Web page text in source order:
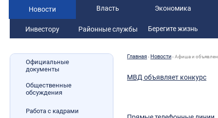
Новости Власть Экономика
Инвестору Районные службы Берегите жизнь
Официальные
документы
Общественные
обсуждения
Работа с кадрами
Главная- Новости-Афиша и
МВД объявляет конкурс